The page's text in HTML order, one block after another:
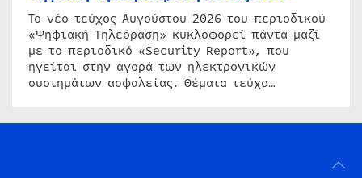
Το νέο τεύχος Αυγούστου 2026 του περιοδικού
«Ψηφιακή Τηλεόραση» κυκλοφορεί πάντα μαζί
με το περιοδικό «Security Report», που
ηγείται στην αγορά των ηλεκτρονικών
συστημάτων ασφαλείας. Θέματα τεύχο…